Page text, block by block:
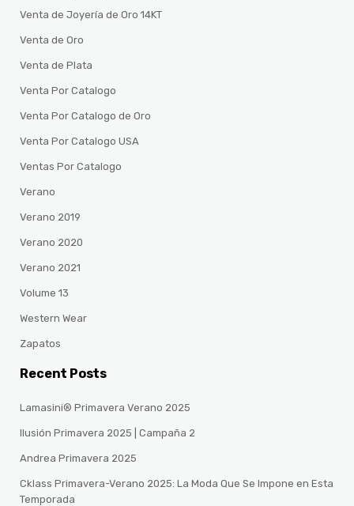
Venta de Joyería de Oro 14KT
Venta de Oro
Venta de Plata
Venta Por Catalogo
Venta Por Catalogo de Oro
Venta Por Catalogo USA
Ventas Por Catalogo
Verano
Verano 2019
Verano 2020
Verano 2021
Volume 13
Western Wear
Zapatos
Recent Posts
Lamasini® Primavera Verano 2025
Ilusión Primavera 2025 | Campaña 2
Andrea Primavera 2025
Cklass Primavera-Verano 2025: La Moda Que Se Impone en Esta
Temporada